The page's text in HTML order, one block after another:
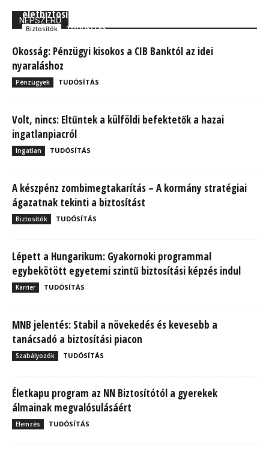
NÉPSZERŰ
életbiztosítása
Biztosítók TUDÓSÍTÁS
Okosság: Pénzügyi kisokos a CIB Banktól az idei
nyaraláshoz
Pénzügyek TUDÓSÍTÁS
Volt, nincs: Eltűntek a külföldi befektetők a hazai
ingatlanpiacról
Ingatlan TUDÓSÍTÁS
A készpénz zombimegtakarítás – A kormány stratégiai
ágazatnak tekinti a biztosítást
Biztosítók TUDÓSÍTÁS
Lépett a Hungarikum: Gyakornoki programmal
egybekötött egyetemi szintű biztosítási képzés indul
Karrier TUDÓSÍTÁS
MNB jelentés: Stabil a növekedés és kevesebb a
tanácsadó a biztosítási piacon
Szabályozók TUDÓSÍTÁS
Életkapu program az NN Biztosítótól a gyerekek
álmainak megvalósulásáért
Elemzés TUDÓSÍTÁS